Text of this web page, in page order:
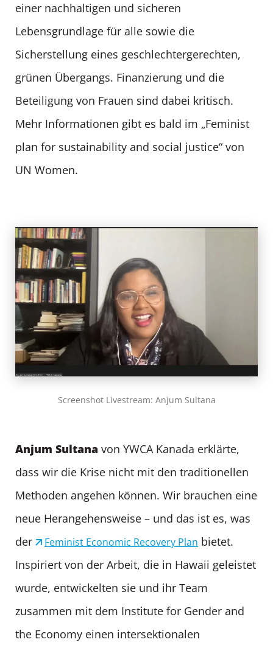
einer nachhaltigen und sicheren
Lebensgrundlage für alle sowie die
Sicherstellung eines geschlechtergerechten,
grünen Übergangs. Finanzierung und die
Beteiligung von Frauen sind dabei kritisch.
Mehr Informationen gibt es bald im „Feminist
plan for sustainability and social justice“ von
UN Women.
Screenshot Livestream: Anjum Sultana
Anjum Sultana von YWCA Kanada erklärte,
dass wir die Krise nicht mit den traditionellen
Methoden angehen können. Wir brauchen eine
neue Herangehensweise – und das ist es, was
der
Feminist Economic Recovery Plan bietet.
Inspiriert von der Arbeit, die in Hawaii geleistet
wurde, entwickelten sie und ihr Team
zusammen mit dem Institute for Gender and
the Economy einen intersektionalen